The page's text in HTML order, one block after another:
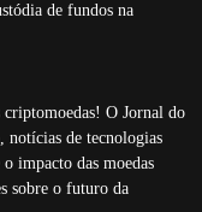
de fundos na
O Jornal do
notícias de tecnologias
impacto das moedas
sobre o futuro da